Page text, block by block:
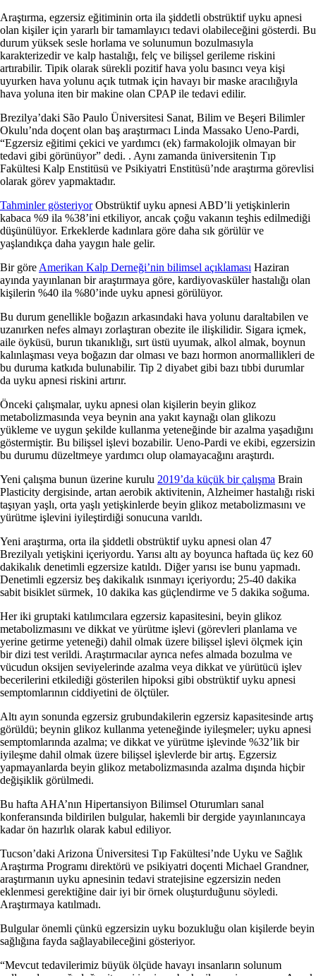
Araştırma, egzersiz eğitiminin orta ila şiddetli obstrüktif uyku apnesi
olan kişiler için yararlı bir tamamlayıcı tedavi olabileceğini gösterdi. Bu
durum yüksek sesle horlama ve solunumun bozulmasıyla
karakterizedir ve kalp hastalığı, felç ve bilişsel gerileme riskini
artırabilir. Tipik olarak sürekli pozitif hava yolu basıncı veya kişi
uyurken hava yolunu açık tutmak için havayı bir maske aracılığıyla
hava yoluna iten bir makine olan CPAP ile tedavi edilir.
Brezilya’daki São Paulo Üniversitesi Sanat, Bilim ve Beşeri Bilimler
Okulu’nda doçent olan baş araştırmacı Linda Massako Ueno-Pardi,
“Egzersiz eğitimi çekici ve yardımcı (ek) farmakolojik olmayan bir
tedavi gibi görünüyor” dedi. . Aynı zamanda üniversitenin Tıp
Fakültesi Kalp Enstitüsü ve Psikiyatri Enstitüsü’nde araştırma görevlisi
olarak görev yapmaktadır.
Tahminler gösteriyorObstrüktif uyku apnesi ABD’li yetişkinlerin
kabaca %9 ila %38’ini etkiliyor, ancak çoğu vakanın teşhis edilmediği
düşünülüyor. Erkeklerde kadınlara göre daha sık görülür ve
yaşlandıkça daha yaygın hale gelir.
Bir göre Amerikan Kalp Derneği’nin bilimsel açıklaması Haziran
ayında yayınlanan bir araştırmaya göre, kardiyovasküler hastalığı olan
kişilerin %40 ila %80’inde uyku apnesi görülüyor.
Bu durum genellikle boğazın arkasındaki hava yolunu daraltabilen ve
uzanırken nefes almayı zorlaştıran obezite ile ilişkilidir. Sigara içmek,
aile öyküsü, burun tıkanıklığı, sırt üstü uyumak, alkol almak, boynun
kalınlaşması veya boğazın dar olması ve bazı hormon anormallikleri de
bu duruma katkıda bulunabilir. Tip 2 diyabet gibi bazı tıbbi durumlar
da uyku apnesi riskini artırır.
Önceki çalışmalar, uyku apnesi olan kişilerin beyin glikoz
metabolizmasında veya beynin ana yakıt kaynağı olan glikozu
yükleme ve uygun şekilde kullanma yeteneğinde bir azalma yaşadığını
göstermiştir. Bu bilişsel işlevi bozabilir. Ueno-Pardi ve ekibi, egzersizin
bu durumu düzeltmeye yardımcı olup olamayacağını araştırdı.
Yeni çalışma bunun üzerine kurulu 2019’da küçük bir çalışma Brain
Plasticity dergisinde, artan aerobik aktivitenin, Alzheimer hastalığı riski
taşıyan yaşlı, orta yaşlı yetişkinlerde beyin glikoz metabolizmasını ve
yürütme işlevini iyileştirdiği sonucuna varıldı.
Yeni araştırma, orta ila şiddetli obstrüktif uyku apnesi olan 47
Brezilyalı yetişkini içeriyordu. Yarısı altı ay boyunca haftada üç kez 60
dakikalık denetimli egzersize katıldı. Diğer yarısı ise bunu yapmadı.
Denetimli egzersiz beş dakikalık ısınmayı içeriyordu; 25-40 dakika
sabit bisiklet sürmek, 10 dakika kas güçlendirme ve 5 dakika soğuma.
Her iki gruptaki katılımcılara egzersiz kapasitesini, beyin glikoz
metabolizmasını ve dikkat ve yürütme işlevi (görevleri planlama ve
yerine getirme yeteneği) dahil olmak üzere bilişsel işlevi ölçmek için
bir dizi test verildi. Araştırmacılar ayrıca nefes almada bozulma ve
vücudun oksijen seviyelerinde azalma veya dikkat ve yürütücü işlev
becerilerini etkilediği gösterilen hipoksi gibi obstrüktif uyku apnesi
semptomlarının ciddiyetini de ölçtüler.
Altı ayın sonunda egzersiz grubundakilerin egzersiz kapasitesinde artış
görüldü; beynin glikoz kullanma yeteneğinde iyileşmeler; uyku apnesi
semptomlarında azalma; ve dikkat ve yürütme işlevinde %32’lik bir
iyileşme dahil olmak üzere bilişsel işlevlerde bir artış. Egzersiz
yapmayanlarda beyin glikoz metabolizmasında azalma dışında hiçbir
değişiklik görülmedi.
Bu hafta AHA’nın Hipertansiyon Bilimsel Oturumları sanal
konferansında bildirilen bulgular, hakemli bir dergide yayınlanıncaya
kadar ön hazırlık olarak kabul ediliyor.
Tucson’daki Arizona Üniversitesi Tıp Fakültesi’nde Uyku ve Sağlık
Araştırma Programı direktörü ve psikiyatri doçenti Michael Grandner,
araştırmanın uyku apnesinin tedavi stratejisine egzersizin neden
eklenmesi gerektiğine dair iyi bir örnek oluşturduğunu söyledi.
Araştırmaya katılmadı.
Bulgular önemli çünkü egzersizin uyku bozukluğu olan kişilerde beyin
sağlığına fayda sağlayabileceğini gösteriyor.
“Mevcut tedavilerimiz büyük ölçüde havayı insanların solunum